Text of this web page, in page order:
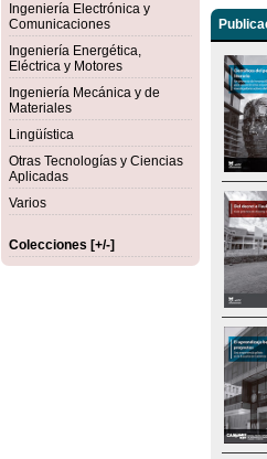
Ingeniería Electrónica y
Comunicaciones
Ingeniería Energética,
Eléctrica y Motores
Ingeniería Mecánica y de
Materiales
Lingüística
Otras Tecnologías y Ciencias
Aplicadas
Varios
Colecciones [+/-]